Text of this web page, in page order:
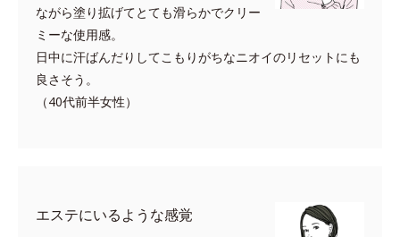
ながら塗り拡げてとても滑らかでクリー
ミーな使用感。
日中に汗ばんだりしてこもりがちなニオイのリセットにも
良さそう。
（40代前半女性）
エステにいるような感覚